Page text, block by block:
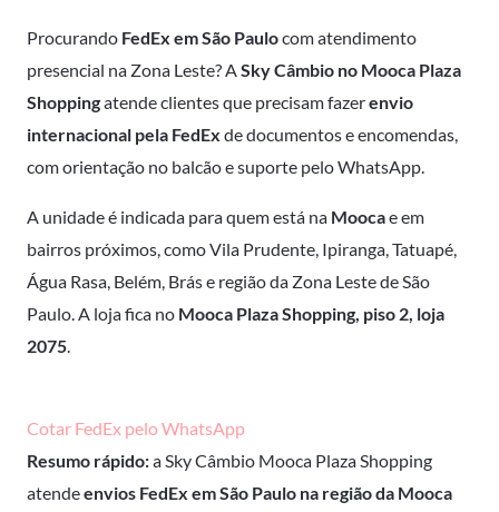
Procurando FedEx em São Paulocom atendimento
presencial na Zona Leste? ASky Câmbio no Mooca Plaza
Shoppingatende clientes que precisam fazerenvio
internacional pela FedEx de documentos e encomendas,
com orientação no balcão e suporte pelo WhatsApp.
A unidade é indicada para quem está na Moocae em
bairros próximos, como Vila Prudente, Ipiranga, Tatuapé,
Água Rasa, Belém, Brás e região da Zona Leste de São
Paulo. A loja fica no Mooca Plaza Shopping, piso 2, loja
2075.
Cotar FedEx pelo WhatsApp
Resumo rápido:a Sky Câmbio Mooca Plaza Shopping
atendeenvios FedEx em São Paulo na região da Mooca